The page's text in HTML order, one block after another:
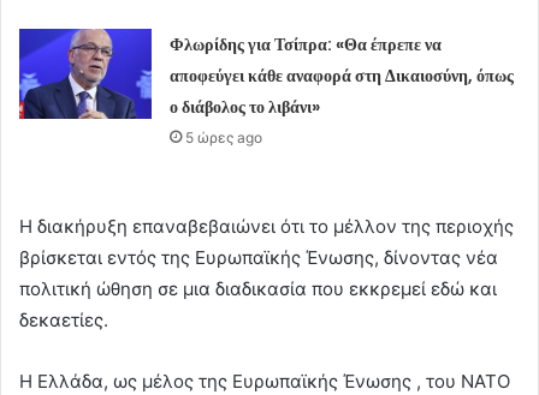
Φλωρίδης για Τσίπρα: «Θα έπρεπε να
αποφεύγει κάθε αναφορά στη Δικαιοσύνη, όπως
ο διάβολος το λιβάνι»
5 ώρες ago
Η διακήρυξη επαναβεβαιώνει ότι το μέλλον της περιοχής
βρίσκεται εντός της Ευρωπαϊκής Ένωσης, δίνοντας νέα
πολιτική ώθηση σε μια διαδικασία που εκκρεμεί εδώ και
δεκαετίες.
Η Ελλάδα, ως μέλος της Ευρωπαϊκής Ένωσης , του ΝΑΤΟ